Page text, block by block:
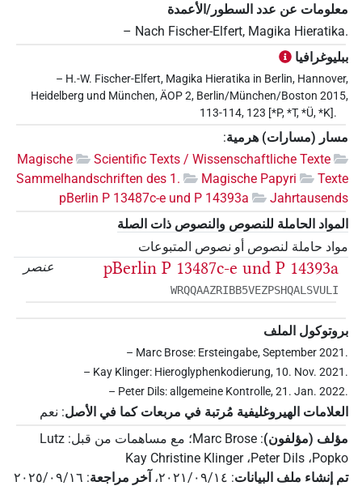
معلومات عن عدد السطور/الأعمدة
– Nach Fischer-Elfert, Magika Hieratika.
ببليوغرافيا
– H.-W. Fischer-Elfert, Magika Hieratika in Berlin, Hannover,
Heidelberg und München, ÄOP 2, Berlin/München/Boston 2015,
113-114, 123 [*P, *T, *Ü, *K].
مسار (مسارات) هرمية:
Scientific Texts / Wissenschaftliche Texte
Magische
Texte
Magische Papyri
Sammelhandschriften des 1.
Jahrtausends
pBerlin P 13487c-e und P 14393a
المواد الحاملة للنصوص والنصوص ذات الصلة
مواد حاملة لنصوص أو نصوص المتبوعات
عنصر
pBerlin P 13487c-e und P 14393a
WRQQAAZRIBB5VEZPSHQALSVULI
بروتوكول الملف
– Marc Brose: Ersteingabe, September 2021.
– Kay Klinger: Hieroglyphenkodierung, 10. Nov. 2021.
– Peter Dils: allgemeine Kontrolle, 21. Jan. 2022.
العلامات الهيروغليفية مُرتبة في مربعات كما في الأصل: نعم
مؤلف (مؤلفون):
Marc Brose؛ مع مساهمات من قبل:
Lutz
Popko، Peter Dils،Kay Christine Klinger
تم إنشاء ملف البيانات: ٢٠٢١/٠٩/١٤، آخر مراجعة: ٢٠٢٥/٠٩/١٦